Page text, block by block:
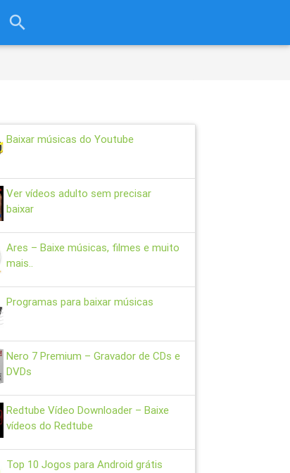
search
Baixar músicas do Youtube
Ver vídeos adulto sem precisar
baixar
Ares – Baixe músicas, filmes e muito
mais..
Programas para baixar músicas
Nero 7 Premium – Gravador de CDs e
DVDs
Redtube Vídeo Downloader – Baixe
vídeos do Redtube
Top 10 Jogos para Android grátis